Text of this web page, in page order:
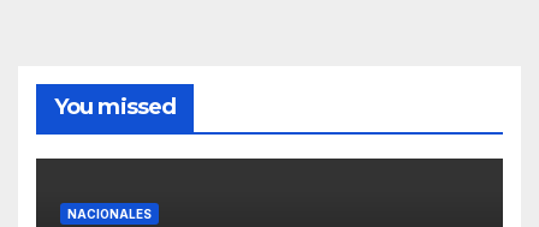
You missed
NACIONALES